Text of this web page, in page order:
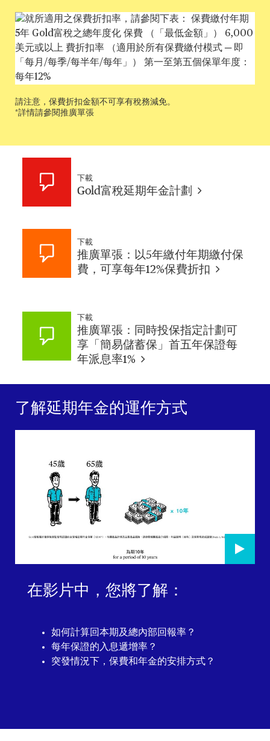
請注意，保費折扣金額不可享有稅務減免。
*詳情請參閱推廣單張
下載
Gold富稅延期年金計劃
下載
推廣單張：以5年繳付年期繳付保
費，可享每年12%保費折扣
下載
推廣單張：同時投保指定計劃可
享「簡易儲蓄保」首五年保證每
年派息率1%
了解延期年金的運作方式
在影片中，您將了解：
如何計算回本期及總內部回報率？
每年保證的入息遞增率？
突發情況下，保費和年金的安排方式？